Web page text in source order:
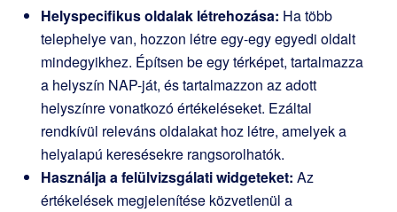
Helyspecifikus oldalak létrehozása: Ha több
telephelye van, hozzon létre egy-egy egyedi oldalt
mindegyikhez. Építsen be egy térképet, tartalmazza
a helyszín NAP-ját, és tartalmazzon az adott
helyszínre vonatkozó értékeléseket. Ezáltal
rendkívül releváns oldalakat hoz létre, amelyek a
helyalapú keresésekre rangsorolhatók.
Használja a felülvizsgálati widgeteket: Az
értékelések megjelenítése közvetlenül a